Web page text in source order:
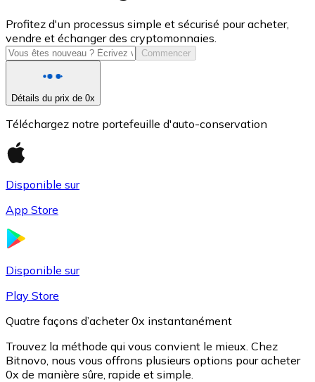
USD Coin
USDC
Profitez d'un processus simple et sécurisé pour acheter,
vendre et échanger des cryptomonnaies.
Commencer
Détails du prix de 0x
Téléchargez notre portefeuille d'auto-conservation
Disponible sur
App Store
Disponible sur
Play Store
Quatre façons d’acheter 0x instantanément
Trouvez la méthode qui vous convient le mieux. Chez
Bitnovo, nous vous offrons plusieurs options pour acheter
0x de manière sûre, rapide et simple.